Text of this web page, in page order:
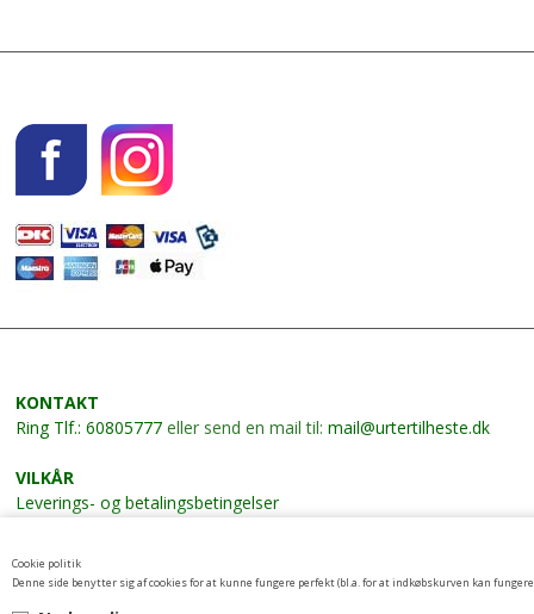
Cookie politik
Denne side benytter sig af cookies for at kunne fungere perfekt (bl.a. for at indkøbskurven kan
KONTAKT
Ring Tlf.: 60805777eller send en mail til: mail@urtertilheste.dk
VILKÅR
Leverings- og betalingsbetingelser
Tilmeld nyhedsbrev her